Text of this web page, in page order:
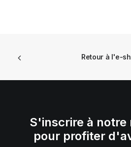
Retour à l'e-
S'inscrire à
pour profiter